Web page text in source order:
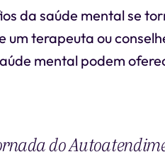
da saúde mental se
um terapeuta ou
mental podem
do